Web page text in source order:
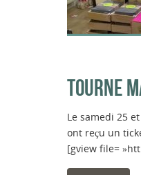
TOURNE
Le samedi 25
ont reçu un
[gview file=